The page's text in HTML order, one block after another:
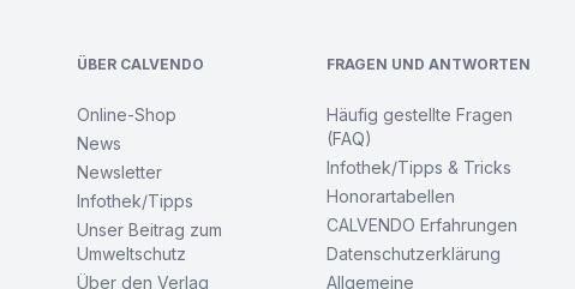
ÜBER CALVENDO
Online-Shop
News
Newsletter
Infothek/Tipps
Unser Beitrag zum
Umweltschutz
Über den Verlag
FRAGEN UND ANTWORTEN
Häufig gestellte Fragen
(FAQ)
Infothek/Tipps & Tricks
Honorartabellen
CALVENDO Erfahrungen
Datenschutzerklärung
Allgemeine